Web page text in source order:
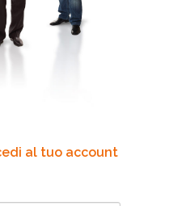
al tuo account